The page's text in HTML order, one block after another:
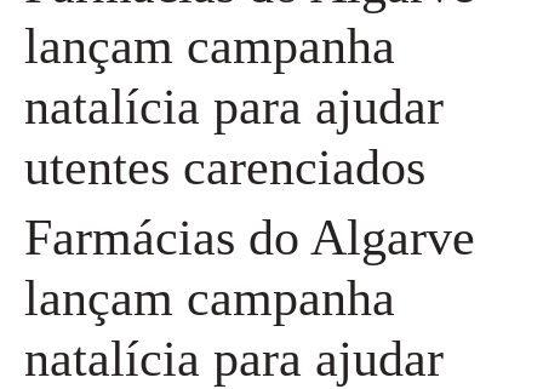
lançam campanha
natalícia para ajudar
utentes carenciados
Farmácias do Algarve
lançam campanha
natalícia para ajudar